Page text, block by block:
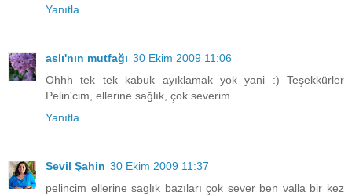
Yanıtla
aslı'nın mutfağı 30 Ekim 2009 11:06
Ohhh tek tek kabuk ayıklamak yok yani :) Teşekkürler
Pelin'cim, ellerine sağlık, çok severim..
Yanıtla
Sevil Şahin 30 Ekim 2009 11:37
pelincim ellerine saglık bazıları çok sever ben valla bir kez